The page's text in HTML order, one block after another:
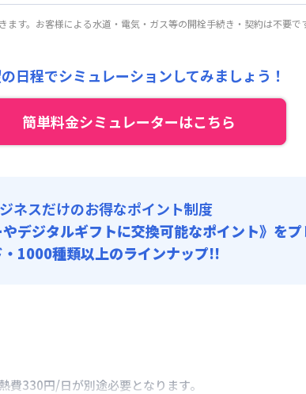
/月 (800円/日) (税抜)
/回 (税抜)
円/月
円/回 (税抜)
用)
/回 (税抜)
円/月
/回 (税抜)
す。お客様による水道・電気・ガス等の開栓手続き・契約は不要で
日程でシミュレーションしてみましょう！
簡単料金シミュレーターはこちら
ネスだけのお得なポイント制度
やデジタルギフトに交換可能なポイント》を
1000種類以上のラインナップ!!
費330円/日が別途必要となります。